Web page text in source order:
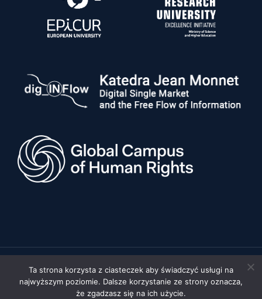
© 2026 Uniwersytet im. Adama Mickiewicza w Poznaniu, Wydział
Prawa i Administracji •Polityka prywatności •Deklaracja
dostępności
Ta strona korzysta z ciasteczek aby świadczyć usługi na
najwyższym poziomie. Dalsze korzystanie ze strony oznacza,
że zgadzasz się na ich użycie.